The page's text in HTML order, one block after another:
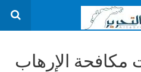
مكافحة الإرهاب